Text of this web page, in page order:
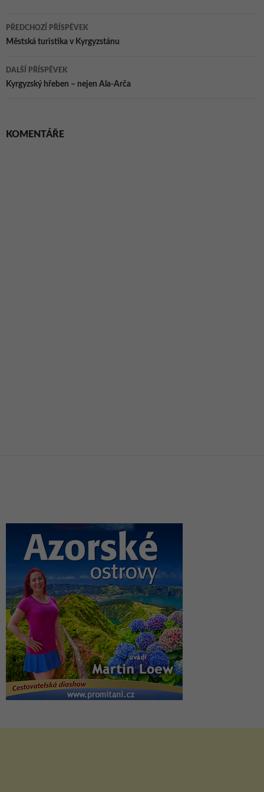
Navigace
pro
příspěvky
PŘEDCHOZÍ PŘÍSPĚVEK
Městská turistika v Kyrgyzstánu
DALŠÍ PŘÍSPĚVEK
Kyrgyzský hřeben – nejen Ala-Arča
KOMENTÁŘE